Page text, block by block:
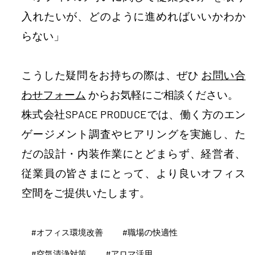
入れたいが、どのように進めればいいかわか
らない」
こうした疑問をお持ちの際は、ぜひ お問い合
わせフォーム からお気軽にご相談ください。
株式会社SPACE PRODUCEでは、働く方のエン
ゲージメント調査やヒアリングを実施し、た
だの設計・内装作業にとどまらず、経営者、
従業員の皆さまにとって、より良いオフィス
空間をご提供いたします。
#オフィス環境改善 #職場の快適性